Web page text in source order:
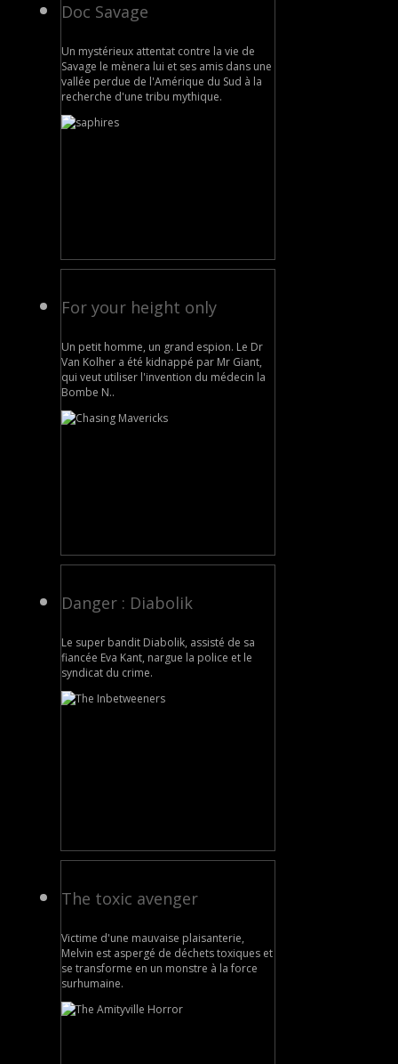
Doc Savage
Un mystérieux attentat contre la vie de
Savage le mènera lui et ses amis dans une
vallée perdue de l'Amérique du Sud à la
recherche d'une tribu mythique.
For your height only
Un petit homme, un grand espion. Le Dr
Van Kolher a été kidnappé par Mr Giant,
qui veut utiliser l'invention du médecin la
Bombe N..
Danger : Diabolik
Le super bandit Diabolik, assisté de sa
fiancée Eva Kant, nargue la police et le
syndicat du crime.
The toxic avenger
Victime d'une mauvaise plaisanterie,
Melvin est aspergé de déchets toxiques et
se transforme en un monstre à la force
surhumaine.